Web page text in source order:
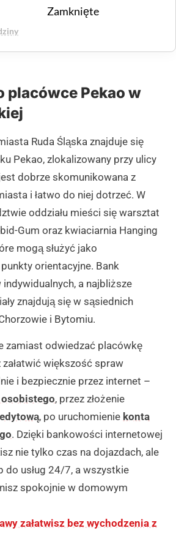
Zamknięte
placówce Pekao w
Ruda Śląska znajduje się
Pekao, zlokalizowany przy ulicy
dobrze skomunikowana z
i łatwo do niej dotrzeć. W
oddziału mieści się warsztat
Gum oraz kwiaciarnia Hanging
mogą służyć jako
orientacyjne. Bank
a najbliższe
znajdują się w sąsiednich
i Bytomiu.
zamiast odwiedzać placówkę
większość spraw
i bezpiecznie przez internet –
osobistego, przez złożenie
, po uruchomienie konta
. Dzięki bankowości internetowej
nie tylko czas na dojazdach, ale
do usług 24/7, a wszystkie
spokojnie w domowym
załatwisz bez wychodzenia z